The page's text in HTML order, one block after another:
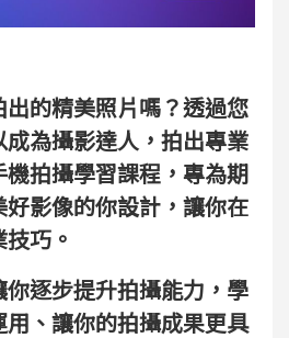
的精美照片嗎？透過您
成為攝影達人，拍出專業
拍攝學習課程，專為期
影像的你設計，讓你在
巧。
逐步提升拍攝能力，學
、讓你的拍攝成果更具